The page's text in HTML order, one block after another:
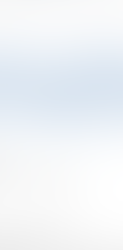
: 27/06/2016
Amis,